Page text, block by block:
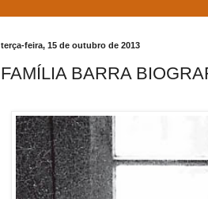
terça-feira, 15 de outubro de 2013
FAMÍLIA BARRA